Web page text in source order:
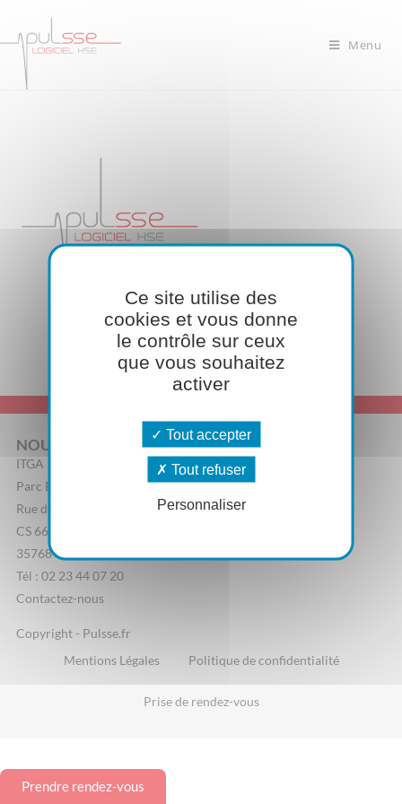
Menu
NOUS CONTACTER
ITGA
Parc Edonia, Bâtiment R
Rue de la Terre Adélie
CS 66862
35768 Saint-Grégoire Cedex
Tél : 02 23 44 07 20
Contactez-nous
Copyright - Pulsse.fr
Mentions Légales
Politique de confidentialité
Prise de rendez-vous
Prendre rendez-vous
Ce site utilise des
cookies et vous donne
le contrôle sur ceux
que vous souhaitez
activer
Tout accepter
Tout refuser
Personnaliser